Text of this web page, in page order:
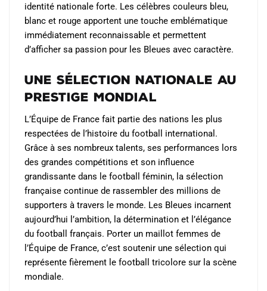
identité nationale forte. Les célèbres couleurs bleu,
blanc et rouge apportent une touche emblématique
immédiatement reconnaissable et permettent
d’afficher sa passion pour les Bleues avec caractère.
Une sélection nationale au
prestige mondial
L’Équipe de France fait partie des nations les plus
respectées de l’histoire du football international.
Grâce à ses nombreux talents, ses performances lors
des grandes compétitions et son influence
grandissante dans le football féminin, la sélection
française continue de rassembler des millions de
supporters à travers le monde. Les Bleues incarnent
aujourd’hui l’ambition, la détermination et l’élégance
du football français. Porter un maillot femmes de
l’Équipe de France, c’est soutenir une sélection qui
représente fièrement le football tricolore sur la scène
mondiale.